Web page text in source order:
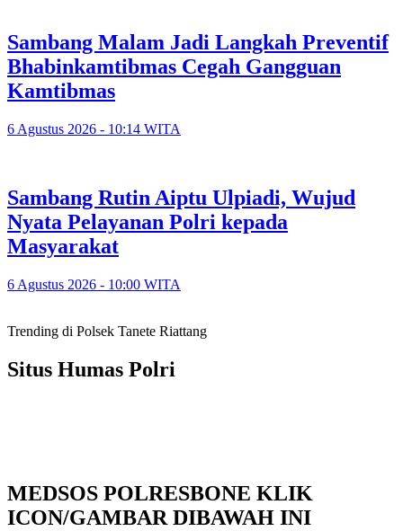
Sambang Malam Jadi Langkah Preventif
Bhabinkamtibmas Cegah Gangguan
Kamtibmas
6 Agustus 2026 - 10:14 WITA
Sambang Rutin Aiptu Ulpiadi, Wujud
Nyata Pelayanan Polri kepada
Masyarakat
6 Agustus 2026 - 10:00 WITA
Trending di Polsek Tanete Riattang
Situs Humas Polri
MEDSOS POLRESBONE KLIK
ICON/GAMBAR DIBAWAH INI